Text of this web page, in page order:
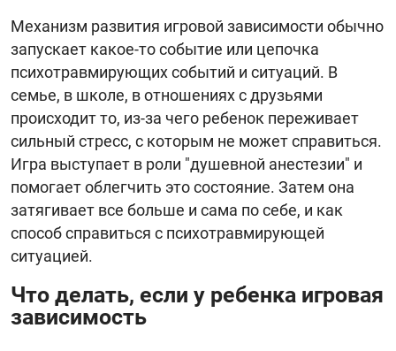
Механизм развития игровой зависимости обычно
запускает какое-то событие или цепочка
психотравмирующих событий и ситуаций. В
семье, в школе, в отношениях с друзьями
происходит то, из-за чего ребенок переживает
сильный стресс, с которым не может справиться.
Игра выступает в роли "душевной анестезии" и
помогает облегчить это состояние. Затем она
затягивает все больше и сама по себе, и как
способ справиться с психотравмирующей
ситуацией.
Что делать, если у ребенка игровая
зависимость